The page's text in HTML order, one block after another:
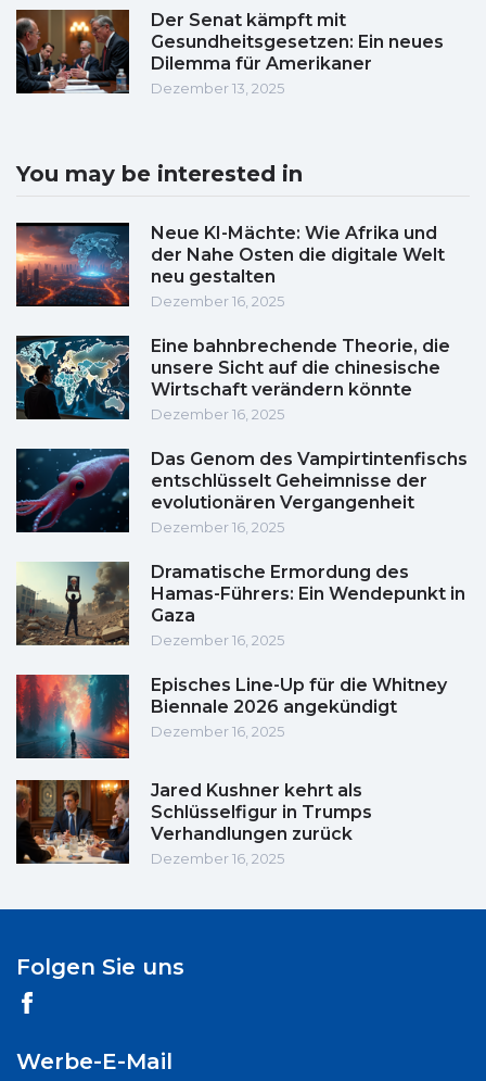
Der Senat kämpft mit
Gesundheitsgesetzen: Ein neues
Dilemma für Amerikaner
Dezember 13, 2025
You may be interested in
Neue KI-Mächte: Wie Afrika und
der Nahe Osten die digitale Welt
neu gestalten
Dezember 16, 2025
Eine bahnbrechende Theorie, die
unsere Sicht auf die chinesische
Wirtschaft verändern könnte
Dezember 16, 2025
Das Genom des Vampirtintenfischs
entschlüsselt Geheimnisse der
evolutionären Vergangenheit
Dezember 16, 2025
Dramatische Ermordung des
Hamas-Führers: Ein Wendepunkt in
Gaza
Dezember 16, 2025
Episches Line-Up für die Whitney
Biennale 2026 angekündigt
Dezember 16, 2025
Jared Kushner kehrt als
Schlüsselfigur in Trumps
Verhandlungen zurück
Dezember 16, 2025
Folgen Sie uns
Werbe-E-Mail